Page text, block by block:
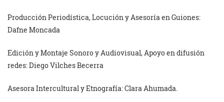
Producción Periodística, Locución y Asesoría en Guiones:
Dafne Moncada
Edición y Montaje Sonoro y Audiovisual, Apoyo en difusión
redes: Diego Vilches Becerra
Asesora Intercultural y Etnografía: Clara Ahumada.